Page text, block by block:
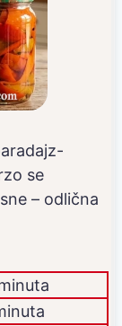
se
– odlična